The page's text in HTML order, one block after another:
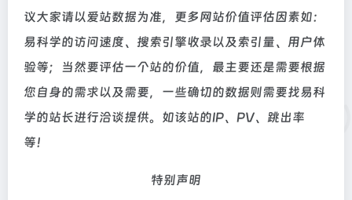
议大家请以爱站数据为准，更多网站价值评估因素如：
易科学的访问速度、搜索引擎收录以及索引量、用户体
验等；当然要评估一个站的价值，最主要还是需要根据
您自身的需求以及需要，一些确切的数据则需要找易科
学的站长进行洽谈提供。如该站的IP、PV、跳出率
等！
特别声明